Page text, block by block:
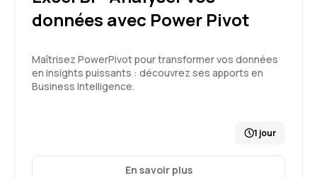
données avec Power Pivot
Maîtrisez PowerPivot pour transformer vos données
en insights puissants : découvrez ses apports en
Business Intelligence.
1 jour
En savoir plus